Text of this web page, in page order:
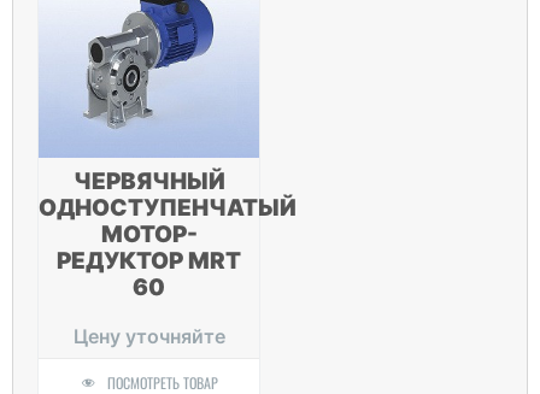
ЧЕРВЯЧНЫЙ
ОДНОСТУПЕНЧАТЫЙ
МОТОР-
РЕДУКТОР MRT
60
Цену уточняйте
ПОСМОТРЕТЬ ТОВАР